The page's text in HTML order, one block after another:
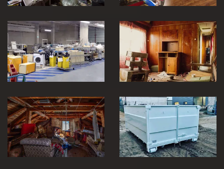
débarras
entreprise et
locaux industriel
30
Débarras de
maison 30
Débarras de
grenier et cave
30
Location de benne
30